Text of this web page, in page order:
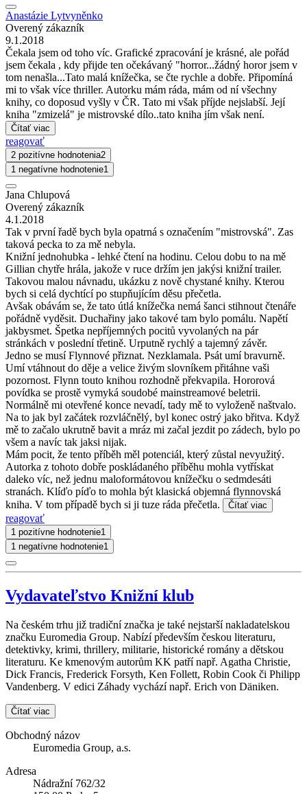
Anastázie Lytvyněnko
Overený zákazník
9.1.2018
Čekala jsem od toho víc. Grafické zpracování je krásné, ale pořád
jsem čekala , kdy přijde ten očekávaný "horror...žádný horor jsem v
tom nenašla...Tato malá knížečka, se čte rychle a dobře. Připomíná
mi to však více thriller. Autorku mám ráda, mám od ní všechny
knihy, co doposud vyšly v ČR. Tato mi však příjde nejslabší. Její
kniha "zmizelá" je mistrovské dílo..tato kniha jím však není.
Čítať viac
reagovať
2 pozitívne hodnotenia2
1 negatívne hodnotenie1
Jana Chlupová
Overený zákazník
4.1.2018
Tak v první řadě bych byla opatrná s označením "mistrovská". Zas
taková pecka to za mě nebyla.
Knižní jednohubka - lehké čtení na hodinu. Celou dobu to na mě
Gillian chytře hrála, jakože v ruce držím jen jakýsi knižní trailer.
Takovou malou návnadu, ukázku z nově chystané knihy. Kterou
bych si celá dychtící po stupňujícím děsu přečetla.
Avšak obávám se, že tato útlá knížečka nemá šanci stihnout čtenáře
pořádně vyděsit. Duchařiny jako takové tam bylo pomálu. Napětí
jakbysmet. Špetka nepříjemných pocitů vyvolaných na pár
stránkách v poslední třetině. Urputně rychlý a tajemný závěr.
Jedno se musí Flynnové přiznat. Nezklamala. Psát umí bravurně.
Umí vtáhnout do děje a velice živým slovníkem přitáhne vaši
pozornost. Flynn touto knihou rozhodně překvapila. Hororová
povídka se prostě vymyká soudobé mainstreamové beletrii.
Normálně mi otevřené konce nevadí, tady mě to vyloženě naštvalo.
Na to jak byl začátek rozvláčnělý, byl konec ostrý jako břitva. Když
mě to začalo ukrutně bavit a mráz mi začal jezdit po zádech, bylo po
všem a navíc tak jaksi nijak.
Mám pocit, že tento příběh měl potenciál, který zůstal nevyužitý.
Autorka z tohoto dobře poskládaného příběhu mohla vytřískat
daleko víc, než jednu maloformátovou knížečku o sedmdesáti
stranách. Klíďo píďo to mohla být klasická objemná flynnovská
kniha. V tom případě bych si ji tuze ráda přečetla.
Čítať viac
reagovať
1 pozitívne hodnotenie1
1 negatívne hodnotenie1
Vydavateľstvo Knižní klub
Na českém trhu již tradiční značka je také nejstarší nakladatelskou
značku Euromedia Group. Nabízí především českou literaturu,
detektivky, krimi, thrillery, militarie, historické romány a dětskou
literaturu. Ke kmenovým autorům KK patří např. Agatha Christie,
Dick Francis, Frederick Forsyth, Ken Follett, Robin Cook či Philipp
Vandenberg. V edici Záhady vychází např. Erich von Däniken.
Čítať viac
Obchodný názov
Euromedia Group, a.s.
Adresa
Nádražní 762/32